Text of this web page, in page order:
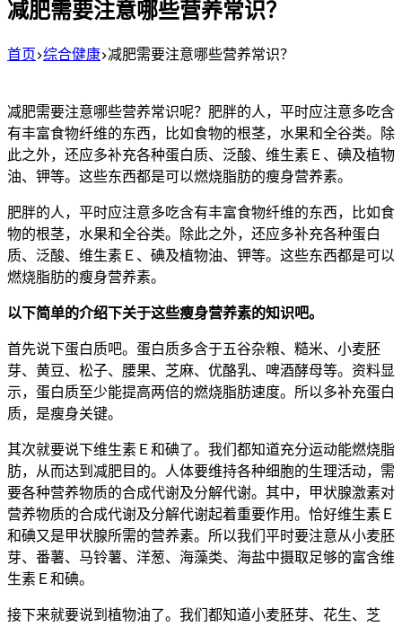
减肥需要注意哪些营养常识？
首页 综合健康 减肥需要注意哪些营养常识？
减肥需要注意哪些营养常识呢？肥胖的人，平时应注意多吃含
有丰富食物纤维的东西，比如食物的根茎，水果和全谷类。除
此之外，还应多补充各种蛋白质、泛酸、维生素Ｅ、碘及植物
油、钾等。这些东西都是可以燃烧脂肪的瘦身营养素。
肥胖的人，平时应注意多吃含有丰富食物纤维的东西，比如食
物的根茎，水果和全谷类。除此之外，还应多补充各种蛋白
质、泛酸、维生素Ｅ、碘及植物油、钾等。这些东西都是可以
燃烧脂肪的瘦身营养素。
以下简单的介绍下关于这些瘦身营养素的知识吧。
首先说下蛋白质吧。蛋白质多含于五谷杂粮、糙米、小麦胚
芽、黄豆、松子、腰果、芝麻、优酪乳、啤酒酵母等。资料显
示，蛋白质至少能提高两倍的燃烧脂肪速度。所以多补充蛋白
质，是瘦身关键。
其次就要说下维生素Ｅ和碘了。我们都知道充分运动能燃烧脂
肪，从而达到减肥目的。人体要维持各种细胞的生理活动，需
要各种营养物质的合成代谢及分解代谢。其中，甲状腺激素对
营养物质的合成代谢及分解代谢起着重要作用。恰好维生素Ｅ
和碘又是甲状腺所需的营养素。所以我们平时要注意从小麦胚
芽、番薯、马铃薯、洋葱、海藻类、海盐中摄取足够的富含维
生素Ｅ和碘。
接下来就要说到植物油了。我们都知道小麦胚芽、花生、芝